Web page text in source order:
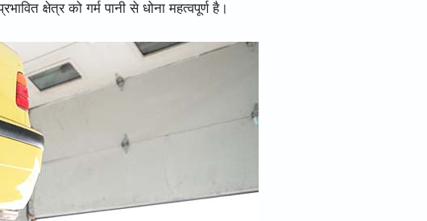
क्षेत्र को गर्म पानी से धोना महत्वपूर्ण है।